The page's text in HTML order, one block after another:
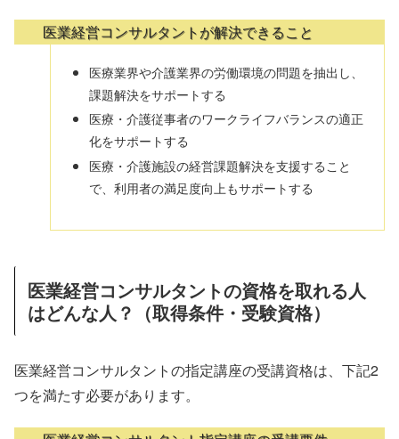
医業経営コンサルタントが解決できること
医療業界や介護業界の労働環境の問題を抽出し、
課題解決をサポートする
医療・介護従事者のワークライフバランスの適正
化をサポートする
医療・介護施設の経営課題解決を支援すること
で、利用者の満足度向上もサポートする
医業経営コンサルタントの資格を取れる人
はどんな人？（取得条件・受験資格）
医業経営コンサルタントの指定講座の受講資格は、下記2
つを満たす必要があります。